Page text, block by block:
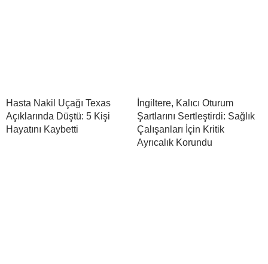
Hasta Nakil Uçağı Texas
Açıklarında Düştü: 5 Kişi
Hayatını Kaybetti
İngiltere, Kalıcı Oturum
Şartlarını Sertleştirdi: Sağlık
Çalışanları İçin Kritik
Ayrıcalık Korundu